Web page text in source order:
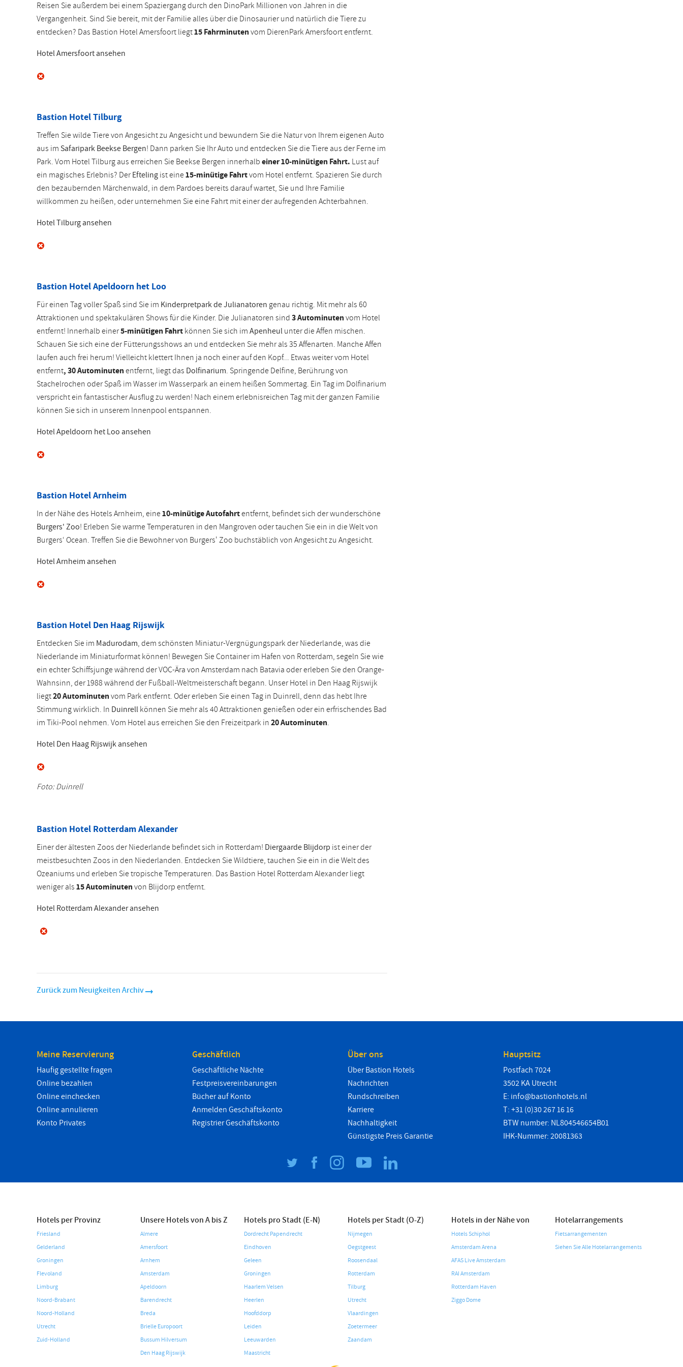
Reisen Sie außerdem bei einem Spaziergang durch den DinoPark Millionen von Jahren in die
Vergangenheit. Sind Sie bereit, mit der Familie alles über die Dinosaurier und natürlich die Tiere zu
entdecken? Das Bastion Hotel Amersfoort liegt15 Fahrminutenvom DierenPark Amersfoort entfernt.
Hotel Amersfoort ansehen
Bastion Hotel Tilburg
Treffen Sie wilde Tiere von Angesicht zu Angesicht und bewundern Sie die Natur von Ihrem eigenen Auto
aus im Safaripark Beekse Bergen! Dann parken Sie Ihr Auto und entdecken Sie die Tiere aus der Ferne im
Park. Vom Hotel Tilburg aus erreichen Sie Beekse Bergen innerhalbeiner 10-minütigen Fahrt. Lust auf
ein magisches Erlebnis? DerEftelingist eine15-minütige Fahrtvom Hotel entfernt. Spazieren Sie durch
den bezaubernden Märchenwald, in dem Pardoes bereits darauf wartet, Sie und Ihre Familie
willkommen zu heißen, oder unternehmen Sie eine Fahrt mit einer der aufregenden Achterbahnen.
Hotel Tilburg ansehen
Bastion Hotel Apeldoorn het Loo
Für einen Tag voller Spaß sind Sie im Kinderpretpark de Julianatoren genau richtig. Mit mehr als 60
Attraktionen und spektakulären Shows für die Kinder. Die Julianatoren sind3 Autominutenvom Hotel
entfernt! Innerhalb einer5-minütigen Fahrtkönnen Sie sich imApenheulunter die Affen mischen.
Schauen Sie sich eine der Fütterungsshows an und entdecken Sie mehr als 35 Affenarten. Manche Affen
laufen auch frei herum! Vielleicht klettert Ihnen ja noch einer auf den Kopf... Etwas weiter vom Hotel
entfernt, 30 Autominutenentfernt, liegt das Dolfinarium. Springende Delfine, Berührung von
Stachelrochen oder Spaß im Wasser im Wasserpark an einem heißen Sommertag. Ein Tag im Dolfinarium
verspricht ein fantastischer Ausflug zu werden! Nach einem erlebnisreichen Tag mit der ganzen Familie
können Sie sich in unserem Innenpool entspannen.
Hotel Apeldoorn het Loo ansehen
Bastion Hotel Arnheim
In der Nähe des Hotels Arnheim, eine10-minütige Autofahrtentfernt, befindet sich der wunderschöne
Burgers' Zoo! Erleben Sie warme Temperaturen in den Mangroven oder tauchen Sie ein in die Welt von
Burgers‘ Ocean. Treffen Sie die Bewohner von Burgers' Zoo buchstäblich von Angesicht zu Angesicht.
Hotel Arnheim ansehen
Bastion Hotel Den Haag Rijswijk
Entdecken Sie im Madurodam, dem schönsten Miniatur-Vergnügungspark der Niederlande, was die
Niederlande im Miniaturformat können! Bewegen Sie Container im Hafen von Rotterdam, segeln Sie wie
ein echter Schiffsjunge während der VOC-Ära von Amsterdam nach Batavia oder erleben Sie den Orange-
Wahnsinn, der 1988 während der Fußball-Weltmeisterschaft begann. Unser Hotel in Den Haag Rijswijk
liegt20 Autominutenvom Park entfernt. Oder erleben Sie einen Tag in Duinrell, denn das hebt Ihre
Stimmung wirklich. In Duinrellkönnen Sie mehr als 40 Attraktionen genießen oder ein erfrischendes Bad
im Tiki-Pool nehmen. Vom Hotel aus erreichen Sie den Freizeitpark in20 Autominuten.
Hotel Den Haag Rijswijk ansehen
Foto: Duinrell
Bastion Hotel Rotterdam Alexander
Einer der ältesten Zoos der Niederlande befindet sich in Rotterdam! Diergaarde Blijdorp ist einer der
meistbesuchten Zoos in den Niederlanden. Entdecken Sie Wildtiere, tauchen Sie ein in die Welt des
Ozeaniums und erleben Sie tropische Temperaturen. Das Bastion Hotel Rotterdam Alexander liegt
weniger als15 Autominutenvon Blijdorp entfernt.
Hotel Rotterdam Alexander ansehen
Zurück zum Neuigkeiten Archiv
Meine Reservierung
Haufig gestellte fragen
Online bezahlen
Online einchecken
Online annulieren
Konto Privates
Geschäftlich
Geschäftliche Nächte
Festpreisvereinbarungen
Bücher auf Konto
Anmelden Geschäftskonto
Registrier Geschäftskonto
Über ons
Über Bastion Hotels
Nachrichten
Rundschreiben
Karriere
Nachhaltigkeit
Günstigste Preis Garantie
Hauptsitz
Postfach 7024
3502 KA Utrecht
E: info@bastionhotels.nl
T: +31 (0)30 267 16 16
BTW number: NL804546654B01
IHK-Nummer: 20081363
Hotels per Provinz
Friesland
Gelderland
Groningen
Flevoland
Limburg
Noord-Brabant
Noord-Holland
Utrecht
Zuid-Holland
Unsere Hotels von A bis Z
Almere
Amersfoort
Arnhem
Amsterdam
Apeldoorn
Barendrecht
Breda
Brielle Europoort
Bussum Hilversum
Den Haag Rijswijk
Hotels pro Stadt (E-N)
Dordrecht Papendrecht
Eindhoven
Geleen
Groningen
Haarlem Velsen
Heerlen
Hoofddorp
Leiden
Leeuwarden
Maastricht
Hotels per Stadt (O-Z)
Nijmegen
Oegstgeest
Roosendaal
Rotterdam
Tilburg
Utrecht
Vlaardingen
Zoetermeer
Zaandam
Hotels in der Nähe von
Hotels Schiphol
Amsterdam Arena
AFAS Live Amsterdam
RAI Amsterdam
Rotterdam Haven
Ziggo Dome
Hotelarrangements
Fietsarrangementen
Siehen Sie Alle Hotelarrangements